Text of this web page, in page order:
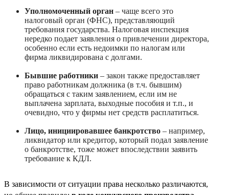
Уполномоченный орган – чаще всего это
налоговый орган (ФНС), представляющий
требования государства. Налоговая инспекция
нередко подает заявления о привлечении директора,
особенно если есть недоимки по налогам или
фирма ликвидирована с долгами.
Бывшие работники – закон также предоставляет
право работникам должника (в т.ч. бывшим)
обращаться с таким заявлением, если им не
выплачена зарплата, выходные пособия и т.п., и
очевидно, что у фирмы нет средств расплатиться.
Лицо, инициировавшее банкротство – например,
ликвидатор или кредитор, который подал заявление
о банкротстве, тоже может впоследствии заявить
требование к КДЛ.
В зависимости от ситуации права несколько различаются,